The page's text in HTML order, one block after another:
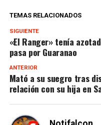
TEMAS RELACIONADOS
SIGUIENTE
«El Ranger» tenía
pasa por Guaranao
ANTERIOR
Mató a su suegro tras
relación con su hija en